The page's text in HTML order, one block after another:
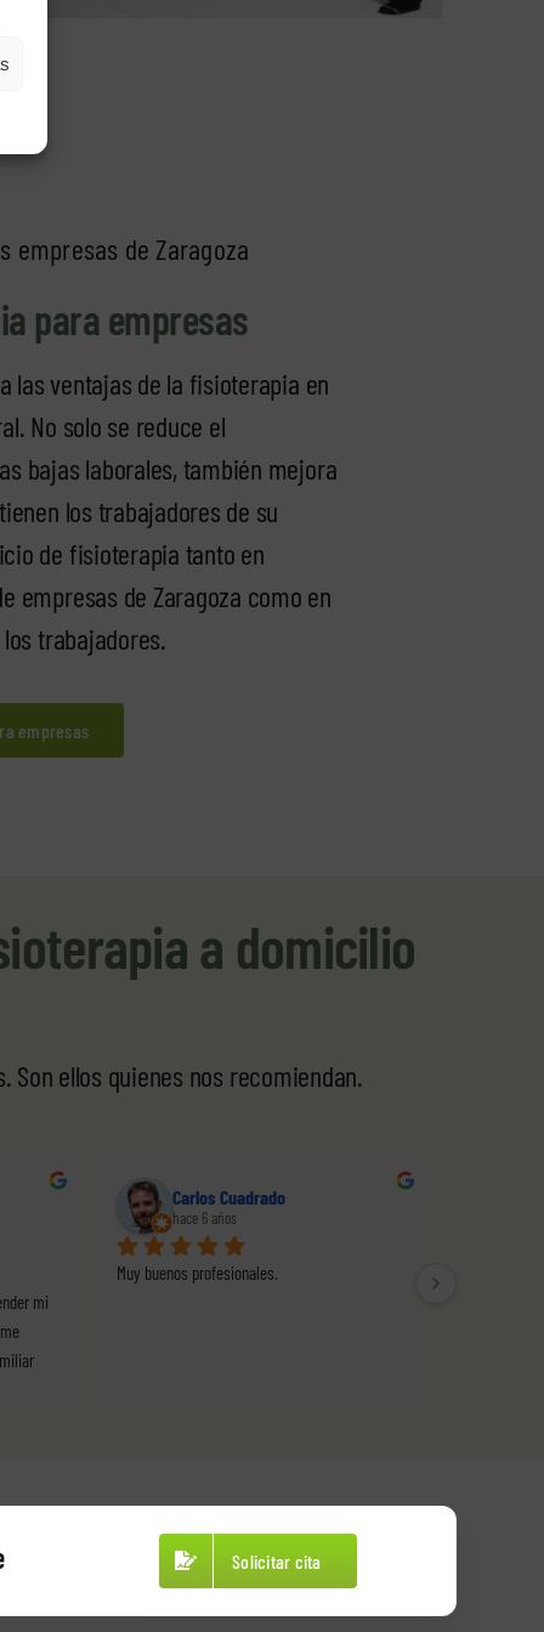
empresas de Zaragoza
para empresas
las ventajas de la fisioterapia en
No solo se reduce el
bajas laborales, también mejora
los trabajadores de su
de fisioterapia tanto en
empresas de Zaragoza como en
trabajadores.
empresas
a domicilio
Son ellos quienes nos recomiendan.
mi
Carlos Cuadrado
hace 6 años
Muy buenos profesionales.
Solicitar cita